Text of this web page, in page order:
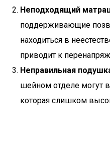
Неподходящий
поддерживающие
находиться в
приводит к
Неправильная
шейном отделе могут
которая слишком